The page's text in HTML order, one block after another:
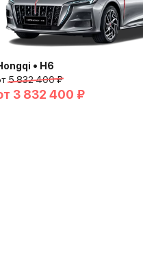
• H6
5 832 400 ₽
3 832 400 ₽